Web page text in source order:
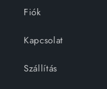
Fiók
Kapcsolat
Szállítás